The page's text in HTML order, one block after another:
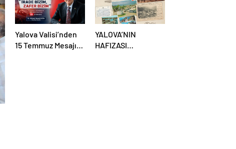
Yalova Valisi’nden
15 Temmuz Mesajı:
YALOVA’NIN
HAFIZASI